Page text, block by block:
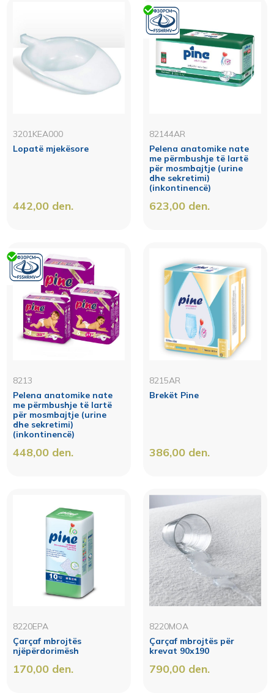
3201KEA000
Lopatë mjekësore
442,00 den.
82144AR
Pelena anatomike nate
me përmbushje të lartë
për mosmbajtje (urine
dhe sekretimi)
(inkontinencë)
623,00 den.
8213
Pelena anatomike nate
me përmbushje të lartë
për mosmbajtje (urine
dhe sekretimi)
(inkontinencë)
448,00 den.
8215AR
Brekët Pine
386,00 den.
8220EPA
Çarçaf mbrojtës
njëpërdorimësh
170,00 den.
8220MOA
Çarçaf mbrojtës për
krevat 90x190
790,00 den.